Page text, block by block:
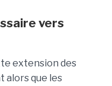
vers
extension des
alors que les